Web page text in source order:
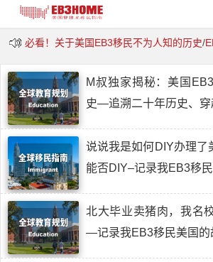
必看！关于美国EB3移民不为人知的历史/
M叔独家揭秘：美国
史—追溯二十年历史、穿
说说我是如何DIY办理了
能否DIY–记录我EB3移
北大毕业卖猪肉，我名
—记录我EB3移民美国的